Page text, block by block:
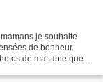
je souhaite
de bonheur.
de ma table que